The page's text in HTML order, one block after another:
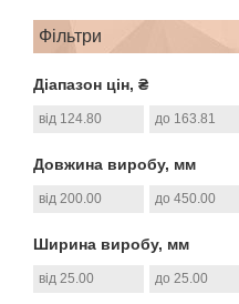
Фільтри
Діапазон цін, ₴
Довжина виробу, мм
Ширина виробу, мм